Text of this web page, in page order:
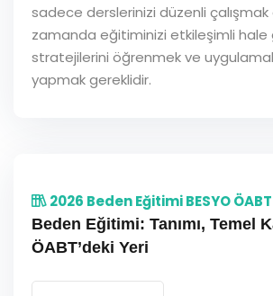
sadece derslerinizi düzenli çalışmak
zamanda eğitiminizi etkileşimli hale
stratejilerini öğrenmek ve
yapmak gereklidir.
2026 Beden Eğitimi BESYO ÖABT
Beden Eğitimi: Tanımı, Temel
ÖABT’deki Yeri